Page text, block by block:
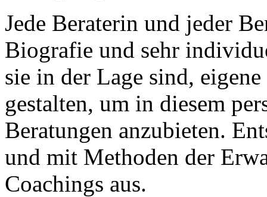
Jede Beraterin und jeder
Biografie und sehr
sie in der Lage sind,
gestalten, um in diesem
Beratungen anzubieten.
und mit Methoden der
Coachings aus.